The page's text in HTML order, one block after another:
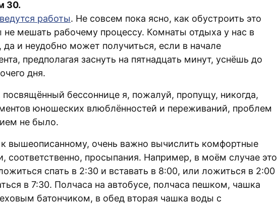
30.
ведутся работы. Не совсем пока ясно, как обустроить это
не мешать рабочему процессу. Комнаты отдыха у нас в
да и неудобно может получиться, если в начале
предполагая заснуть на пятнадцать минут, уснёшь до
дня.
посвящённый бессоннице я, пожалуй, пропущу, никогда,
юношеских влюблённостей и переживаний, проблем
не было.
вышеописанному, очень важно вычислить комфортные
соответственно, просыпания. Например, в моём случае это
спать в 2:30 и вставать в 8:00, или ложиться в 2:00
в 7:30. Полчаса на автобусе, полчаса пешком, чашка
батончиком, в обед вторая чашка воды с